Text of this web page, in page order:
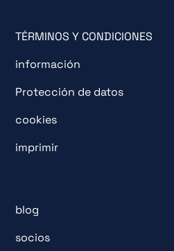
TÉRMINOS Y CONDICIONES
información
Protección de datos
cookies
imprimir
blog
socios